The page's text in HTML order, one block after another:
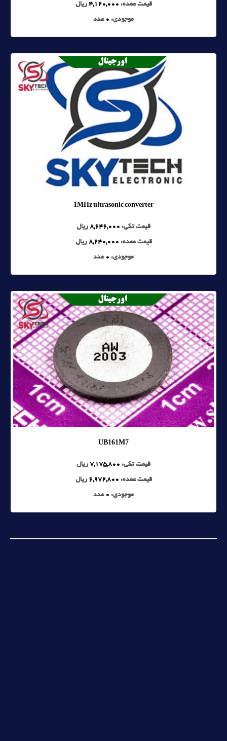
قیمت عمده: 4,120,000 ریال
موجودی: 0 عدد
1MHz ultrasonic converter
قیمت تکی: 8,646,000 ریال
قیمت عمده: 8,240,000 ریال
موجودی: 0 عدد
UB161M7
قیمت تکی: 7,175,800 ریال
قیمت عمده: 6,972,800 ریال
موجودی: 0 عدد